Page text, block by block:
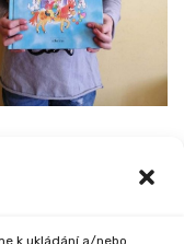
k ukládání a/nebo
NEXT